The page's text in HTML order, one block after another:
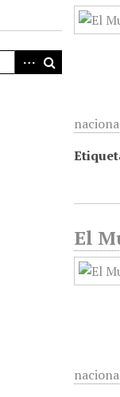
El